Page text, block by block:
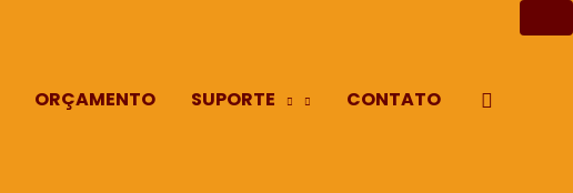
ORÇAMENTO SUPORTE CONTATO